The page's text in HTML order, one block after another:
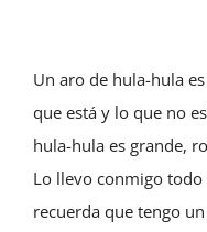
Un aro de hula-hula
que está y lo que no
hula-hula es grande,
Lo llevo conmigo
recuerda que tengo